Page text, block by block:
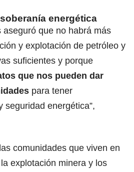
energética
aseguró que no habrá más
y explotación de petróleo y
suficientes y porque
que nos pueden dar
para tener
seguridad energética”,
comunidades que viven en
explotación minera y los